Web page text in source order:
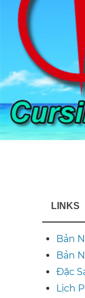
LINKS
Bản
Bản
Đặc
Lịch